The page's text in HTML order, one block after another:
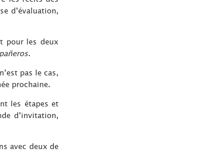
d’évaluation,
pour les deux
.
pas le cas,
prochaine.
les étapes et
d’invitation,
avec deux de